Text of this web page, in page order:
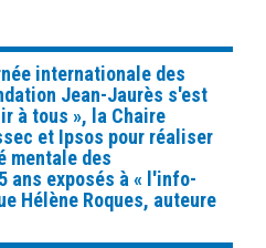
internationale des
Jean-Jaurès s'est
à tous », la Chaire
et Ipsos pour réaliser
mentale des
ans exposés à « l'info-
Hélène Roques, auteure